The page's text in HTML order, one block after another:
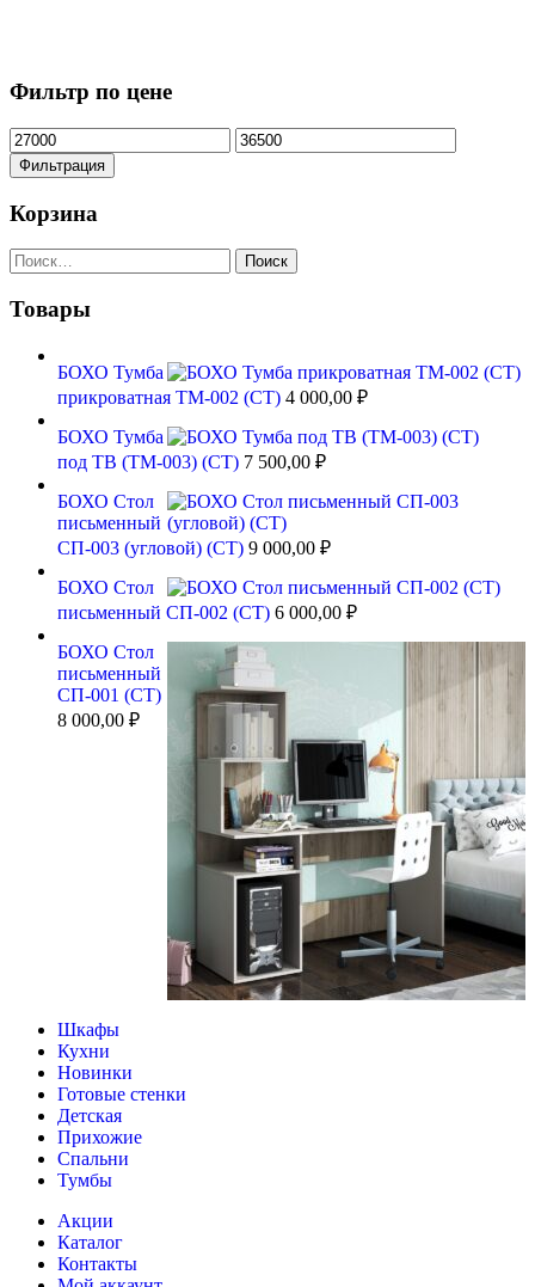
Фильтр по цене
Минимальная
цена
Максимальная
цена
Фильтрация
Корзина
Найти:
Товары
БОХО Тумба
прикроватная ТМ-002 (СТ) 4 000,00 ₽
БОХО Тумба
под ТВ (ТМ-003) (СТ) 7 500,00 ₽
БОХО Стол
письменный
СП-003 (угловой) (СТ) 9 000,00 ₽
БОХО Стол
письменный СП-002 (СТ) 6 000,00 ₽
БОХО Стол
письменный
СП-001 (СТ)
8 000,00 ₽
Шкафы
Кухни
Новинки
Готовые стенки
Детская
Прихожие
Спальни
Тумбы
Акции
Каталог
Контакты